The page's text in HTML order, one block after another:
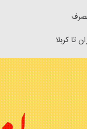
تا کربلا